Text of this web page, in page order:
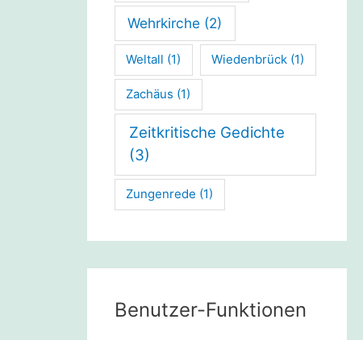
Wehrkirche (2)
Weltall (1) Wiedenbrück (1)
Zachäus (1)
Zeitkritische Gedichte
(3)
Zungenrede (1)
Benutzer-Funktionen